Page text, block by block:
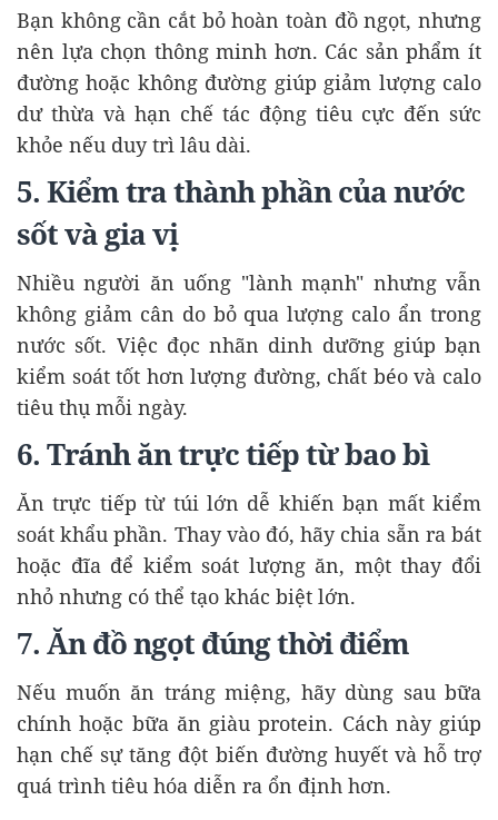
Bạn không cần cắt bỏ hoàn toàn đồ ngọt, nhưng
nên lựa chọn thông minh hơn. Các sản phẩm ít
đường hoặc không đường giúp giảm lượng calo
dư thừa và hạn chế tác động tiêu cực đến sức
khỏe nếu duy trì lâu dài.
5. Kiểm tra thành phần của nước
sốt và gia vị
Nhiều người ăn uống "lành mạnh" nhưng vẫn
không giảm cân do bỏ qua lượng calo ẩn trong
nước sốt. Việc đọc nhãn dinh dưỡng giúp bạn
kiểm soát tốt hơn lượng đường, chất béo và calo
tiêu thụ mỗi ngày.
6. Tránh ăn trực tiếp từ bao bì
Ăn trực tiếp từ túi lớn dễ khiến bạn mất kiểm
soát khẩu phần. Thay vào đó, hãy chia sẵn ra bát
hoặc đĩa để kiểm soát lượng ăn, một thay đổi
nhỏ nhưng có thể tạo khác biệt lớn.
7. Ăn đồ ngọt đúng thời điểm
Nếu muốn ăn tráng miệng, hãy dùng sau bữa
chính hoặc bữa ăn giàu protein. Cách này giúp
hạn chế sự tăng đột biến đường huyết và hỗ trợ
quá trình tiêu hóa diễn ra ổn định hơn.